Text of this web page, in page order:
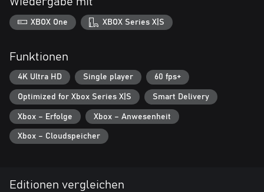
XBOX One XBOX Series X|S
Funktionen
4K Ultra HD Single player 60 fps+
Optimized for Xbox Series X|S Smart Delivery
Xbox – Erfolge Xbox – Anwesenheit
Xbox – Cloudspeicher
Editionen vergleichen